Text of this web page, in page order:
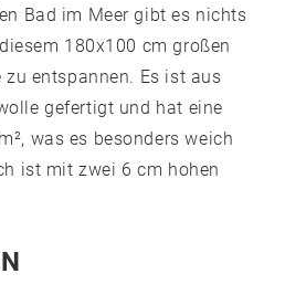
Bad im Meer gibt es nichts
180x100 cm großen
entspannen. Es ist aus
gefertigt und hat eine
was es besonders weich
ist mit zwei 6 cm hohen